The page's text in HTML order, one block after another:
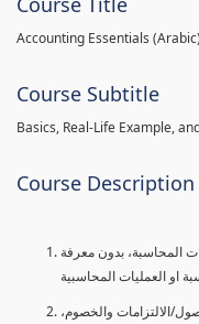
Accounting Essentials (Arabic)
Course Subtitle
Basics, Real-Life Example,
Course Description
المحاسبة، بدون معرفة
او العمليات المحاسبية
الالتزامات والخصوم،